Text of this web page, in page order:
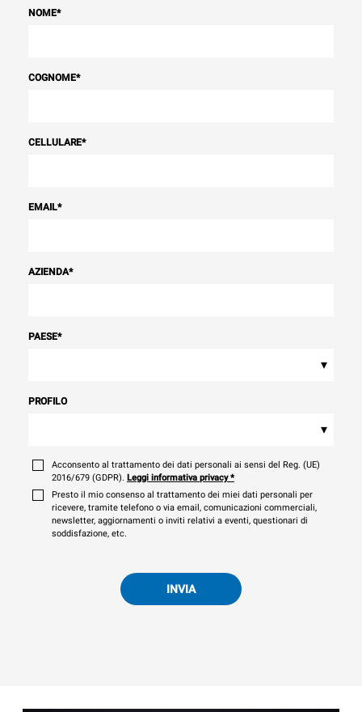
NOME*
COGNOME*
CELLULARE*
EMAIL*
AZIENDA*
PAESE*
▾
PROFILO
▾
Acconsento al trattamento dei dati personali ai sensi del Reg. (UE)
2016/679 (GDPR). Leggi informativa privacy*
Presto il mio consenso al trattamento dei miei dati personali per
ricevere, tramite telefono o via email, comunicazioni commerciali,
newsletter, aggiornamenti o inviti relativi a eventi, questionari di
soddisfazione, etc.
INVIA